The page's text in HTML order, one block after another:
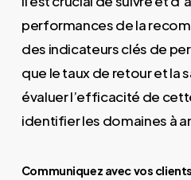
performances de la
des indicateurs clés de
que le taux de retour et la
évaluer l’efficacité de
identifier les domaines à
Communiquez avec vos